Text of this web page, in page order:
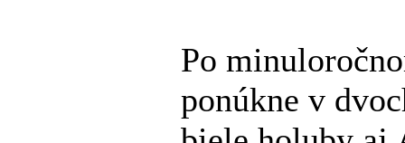
Po
ponúkne v